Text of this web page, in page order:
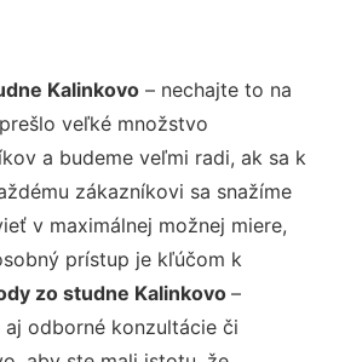
Kalinkovo – nechajte to na
veľké množstvo
a budeme veľmi radi, ak sa k
zákazníkovi sa snažíme
v maximálnej možnej miere,
prístup je kľúčom k
zo studne Kalinkovo –
odborné konzultácie či